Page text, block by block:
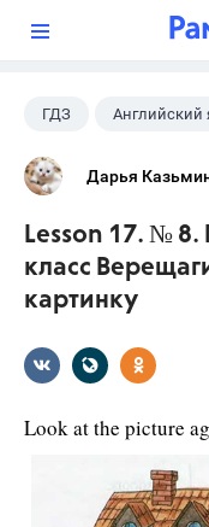
ГДЗ Английский
Верещагина И.Н.
Дарья
Lesson 17. №
класс
картинку
Look at the picture